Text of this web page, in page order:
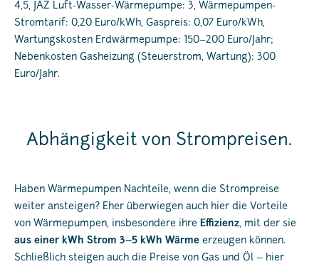
4,5, JAZ Luft-Wasser-Wärmepumpe: 3, Wärmepumpen-
Stromtarif: 0,20 Euro/kWh, Gaspreis: 0,07 Euro/kWh,
Wartungskosten Erdwärmepumpe: 150–200 Euro/Jahr;
Nebenkosten Gasheizung (Steuerstrom, Wartung): 300
Euro/Jahr.
Abhängigkeit von Strompreisen.
Haben Wärmepumpen Nachteile, wenn die Strompreise
weiter ansteigen? Eher überwiegen auch hier die Vorteile
von Wärmepumpen, insbesondere ihre Effizienz, mit der sie
aus einer kWh Strom 3–5 kWh Wärme erzeugen können.
Schließlich steigen auch die Preise von Gas und Öl – hier